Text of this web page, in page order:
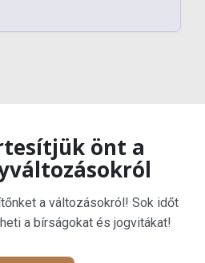
önt a
a változásokról! Sok időt
a bírságokat és jogvitákat!